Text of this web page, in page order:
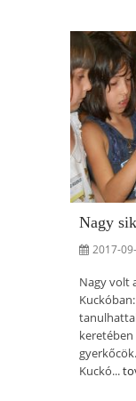
Nagy
2017-
Nagy volt
Kuckó...